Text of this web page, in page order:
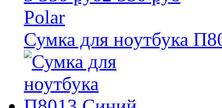
Polar
Сумка для ноутбука